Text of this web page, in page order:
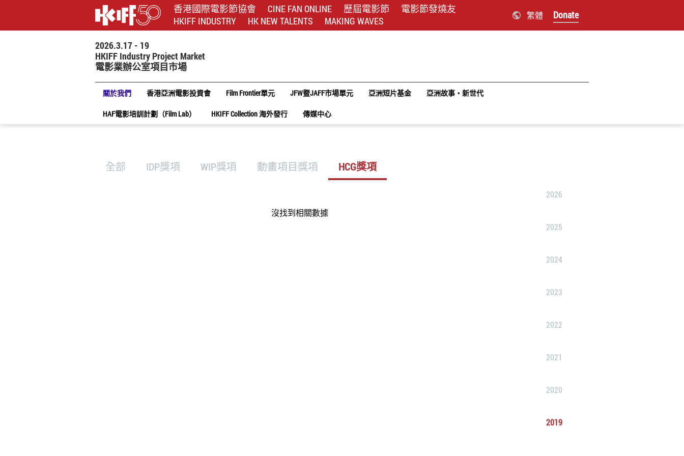
香港國際電影節協會 CINE FAN ONLINE 歷屆電影節
電影節發燒友
HKIFF INDUSTRY
HK NEW TALENTS MAKING WAVES 繁體 Donate
2026.3.17 - 19
HKIFF Industry Project Market
電影業辦公室項目市場
關於我們 香港亞洲電影投資會 Film Frontier單元 JFW暨JAFF市場單元 亞洲短片基金 亞洲故事‧新世代
HAF電影培訓計劃（Film Lab） HKIFF Collection 海外發行 傳媒中心
全部 IDP獎項 WIP獎項 動畫項目獎項 HCG獎項
沒找到相關數據
2026
2025
2024
2023
2022
2021
2020
2019